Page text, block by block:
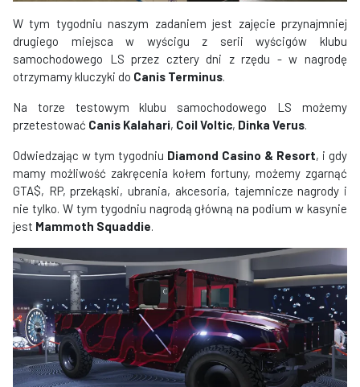
W tym tygodniu naszym zadaniem jest zajęcie przynajmniej
drugiego miejsca w wyścigu z serii wyścigów klubu
samochodowego LS przez cztery dni z rzędu - w nagrodę
otrzymamy kluczyki do Canis Terminus.
Na torze testowym klubu samochodowego LS możemy
przetestować Canis Kalahari, Coil Voltic, Dinka Verus.
Odwiedzając w tym tygodniu Diamond Casino & Resort, i gdy
mamy możliwość zakręcenia kołem fortuny, możemy zgarnąć
GTA$, RP, przekąski, ubrania, akcesoria, tajemnicze nagrody i
nie tylko. W tym tygodniu nagrodą główną na podium w kasynie
jest Mammoth Squaddie.